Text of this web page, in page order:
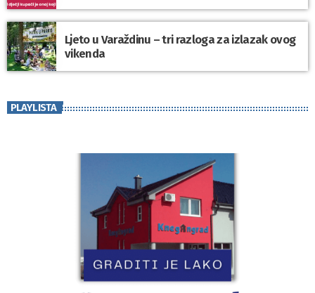
Ljeto u Varaždinu – tri razloga za izlazak ovog
vikenda
PLAYLISTA